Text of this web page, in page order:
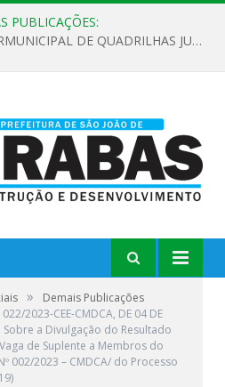
PUBLICAÇÕES:
REGULAMENTO – V INTERMUNICIPAL DE QUADRILHAS JUNINAS 2026
»
Demais Publicações
022/2023-CEE-CMDCA, DE 04 DE
Sobre a Divulgação do Resultado
de Suplente a Membros do
002/2023 – CMDCA/ do Processo